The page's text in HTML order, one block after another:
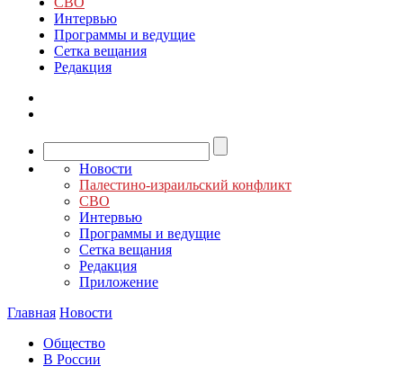
Интервью
Программы и ведущие
Сетка вещания
Редакция
Новости
Палестино-израильский конфликт
СВО
Интервью
Программы и ведущие
Сетка вещания
Редакция
Приложение
Главная Новости
Общество
В России